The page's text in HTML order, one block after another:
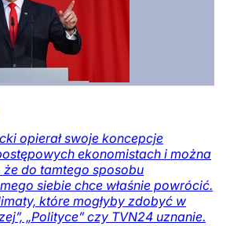
opierał swoje koncepcje
ekonomistach i można
do tamtego sposobu
siebie chce właśnie powrócić.
które mogłyby zdobyć w
„Polityce” czy TVN24 uznanie.